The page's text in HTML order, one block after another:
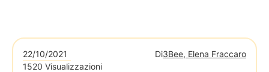
22/10/2021 Di3Bee, Elena Fraccaro
1520 Visualizzazioni